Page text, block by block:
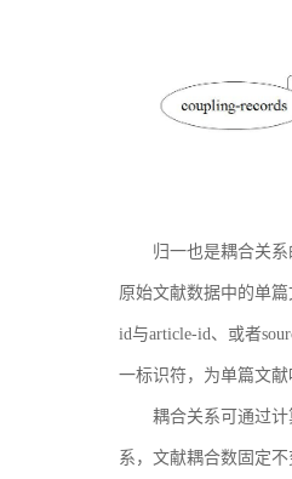
归一也是耦合关
原始文献数据中的单篇
id与article-id、或者
一标识符，为单篇文
耦合关系可通过
系，文献耦合数固定不